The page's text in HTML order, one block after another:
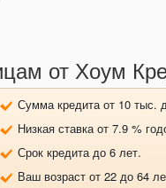
от Хоум
Сумма кредита от 10 тыс.
Низкая ставка от 7.9 %
Срок кредита до 6 лет.
Ваш возраст от 22 до 64